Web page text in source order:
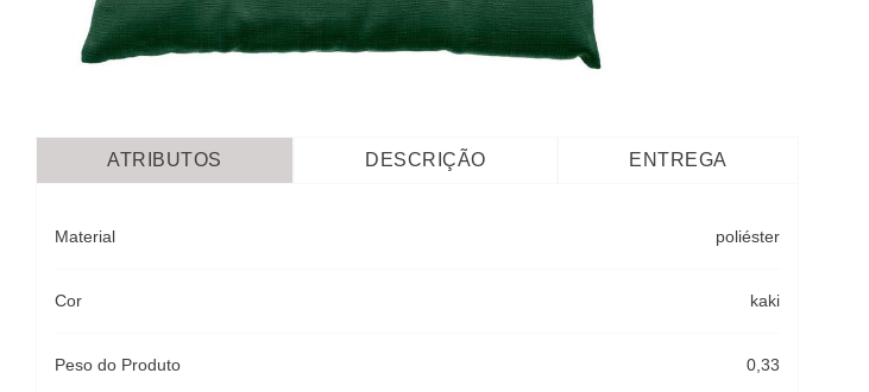
ATRIBUTOS DESCRIÇÃO ENTREGA
Material poliéster
Cor kaki
Peso do Produto 0,33